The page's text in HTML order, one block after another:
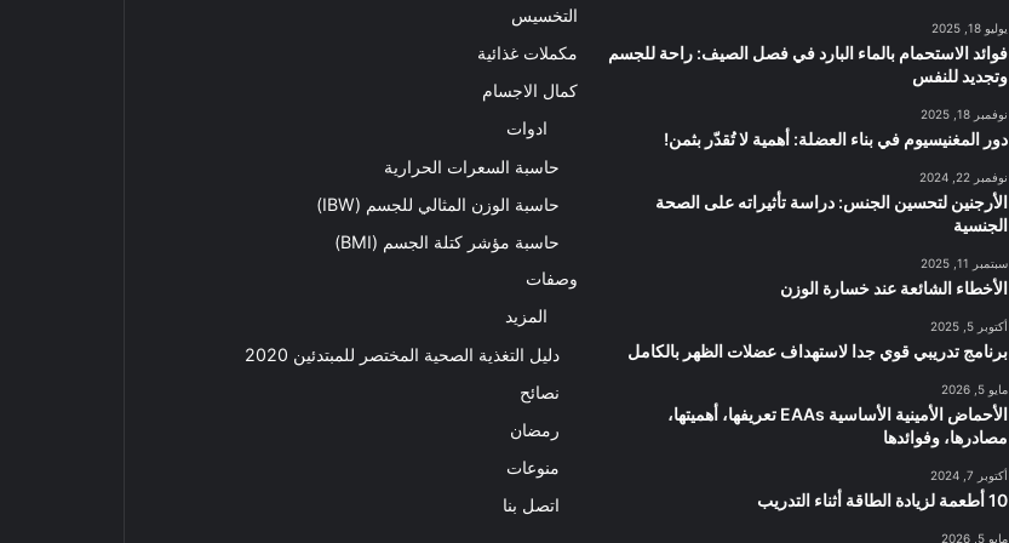
يوليو 18, 2025
فوائد الاستحمام بالماء البارد في فصل الصيف: راحة للجسم
وتجديد للنفس
نوفمبر 18, 2025
دور المغنيسيوم في بناء العضلة: أهمية لا تُقدّر بثمن!
نوفمبر 22, 2024
الأرجنين لتحسين الجنس: دراسة تأثيراته على الصحة
الجنسية
سبتمبر 11, 2025
الأخطاء الشائعة عند خسارة الوزن
أكتوبر 5, 2025
برنامج تدريبي قوي جدا لاستهداف عضلات الظهر بالكامل
مايو 5, 2026
الأحماض الأمينية الأساسية EAAs تعريفها، أهميتها،
مصادرها، وفوائدها
أكتوبر 7, 2024
10 أطعمة لزيادة الطاقة أثناء التدريب
مايو 5, 2026
التخسيس
مكملات غذائية
كمال الاجسام
ادوات
حاسبة السعرات الحرارية
حاسبة الوزن المثالي للجسم (IBW)
حاسبة مؤشر كتلة الجسم (BMI)
وصفات
المزيد
دليل التغذية الصحية المختصر للمبتدئين 2020​
نصائح
رمضان
منوعات
اتصل بنا